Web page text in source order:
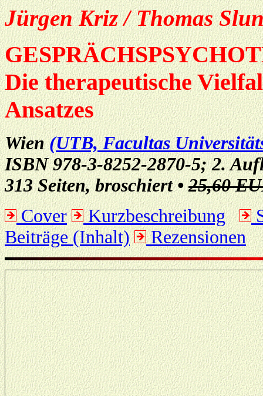
Jürgen Kriz / Thomas
Die therapeutische
Ansatzes
Wien(UTB, Facultas
ISBN 978-3-8252-2870-5; 2.
313 Seiten, broschiert •25,60
Cover
Kurzbeschreibung
Beiträge (Inhalt)
Rezensionen